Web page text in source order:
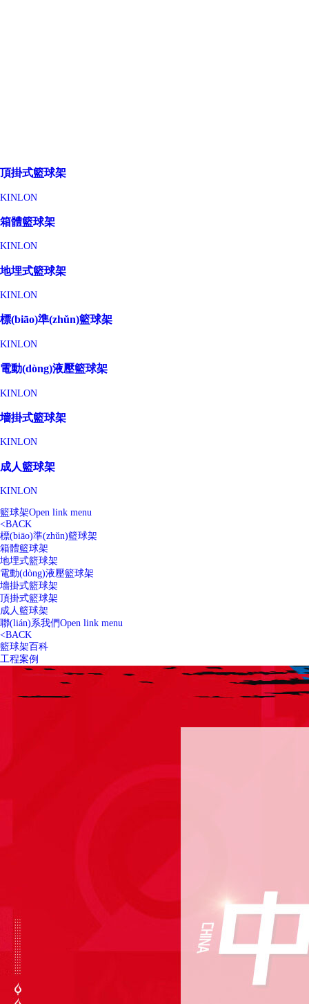
頂掛式籃球架
KINLON
箱體籃球架
KINLON
地埋式籃球架
KINLON
標(biāo)準(zhǔn)籃球架
KINLON
電動(dòng)液壓籃球架
KINLON
墻掛式籃球架
KINLON
成人籃球架
KINLON
籃球架Open link menu
<BACK
標(biāo)準(zhǔn)籃球架
箱體籃球架
地埋式籃球架
電動(dòng)液壓籃球架
墻掛式籃球架
頂掛式籃球架
成人籃球架
聯(lián)系我們Open link menu
<BACK
籃球架百科
工程案例